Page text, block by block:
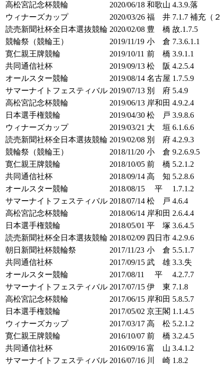
高松宮記念杯競輪
2020/06/18 和歌山 4.3.9.落
ウィナーズカップ
2020/03/26 福 井 7.1.7 補充（
読売新聞社杯全日本選抜競輪 2020/02/08 豊 橋 故.1.7.5
競輪祭（競輪王）
2019/11/19 小 倉 7.3.6.1.1
寛仁親王牌競輪
2019/10/11 前 橋 3.9.1.1
共同通信社杯
2019/09/13 松 阪 4.2.5.4
オールスター競輪
2019/08/14 名古屋 1.7.5.9
サマーナイトフェスティバル 2019/07/13 別 府 5.4.9
高松宮記念杯競輪
2019/06/13 岸和田 4.9.2.4
日本選手権競輪
2019/04/30 松 戸 3.9.8.6
ウィナーズカップ
2019/03/21 大 垣 6.1.6.6
読売新聞社杯全日本選抜競輪 2019/02/08 別 府 4.2.9.3
競輪祭（競輪王）
2018/11/20 小 倉 9.2.6.9.5
寛仁親王牌競輪
2018/10/05 前 橋 5.2.1.2
共同通信社杯
2018/09/14 高 知 5.2.8.6
オールスター競輪
2018/08/15 平
1.7.1.2
サマーナイトフェスティバル 2018/07/14 松 戸 4.6.4
高松宮記念杯競輪
2018/06/14 岸和田 2.6.4.4
日本選手権競輪
2018/05/01 平 塚 3.6.4.5
読売新聞社杯全日本選抜競輪 2018/02/09 四日市 4.2.9.6
朝日新聞社杯競輪祭
2017/11/23 小 倉 5.5.1.7
共同通信社杯
2017/09/15 武 雄 3.3.失
オールスター競輪
2017/08/11 平
4.2.7.7
サマーナイトフェスティバル 2017/07/15 伊 東 7.1.8
高松宮記念杯競輪
2017/06/15 岸和田 5.8.5.7
日本選手権競輪
2017/05/02 京王閣 1.1.4.5
ウィナーズカップ
2017/03/17 高 松 5.2.1.2
寛仁親王牌競輪
2016/10/07 前 橋 3.2.4.5
共同通信社杯
2016/09/16 富 山 3.4.1.2
サマーナイトフェスティバル 2016/07/16 川 崎 1.8.2